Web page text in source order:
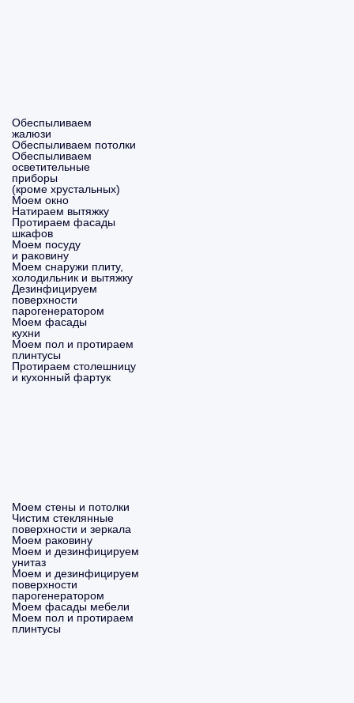
Обеспыливаем
жалюзи
Обеспыливаем потолки
Обеспыливаем
осветительные
приборы
(кроме хрустальных)
Моем окно
Натираем вытяжку
Протираем фасады
шкафов
Моем посуду
и раковину
Моем снаружи плиту,
холодильник и вытяжку
Дезинфицируем
поверхности
парогенератором
Моем фасады
кухни
Моем пол и протираем
плинтусы
Протираем столешницу
и кухонный фартук
Моем стены и потолки
Чистим стеклянные
поверхности и зеркала
Моем раковину
Моем и дезинфицируем
унитаз
Моем и дезинфицируем
поверхности
парогенератором
Моем фасады мебели
Моем пол и протираем
плинтусы